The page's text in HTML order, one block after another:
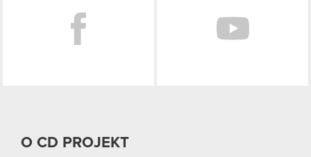
O CD PROJEKT